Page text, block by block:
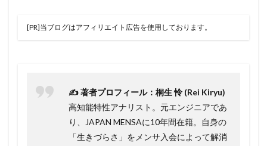
[PR]当ブログはアフィリエイト広告を使用しております。
✍️ 著者プロフィール：桐生 怜 (Rei Kiryu)
高知能特性アナリスト。元エンジニアであ
り、JAPAN MENSAに10年間在籍。自身の
「生きづらさ」をメンサ入会によって解消